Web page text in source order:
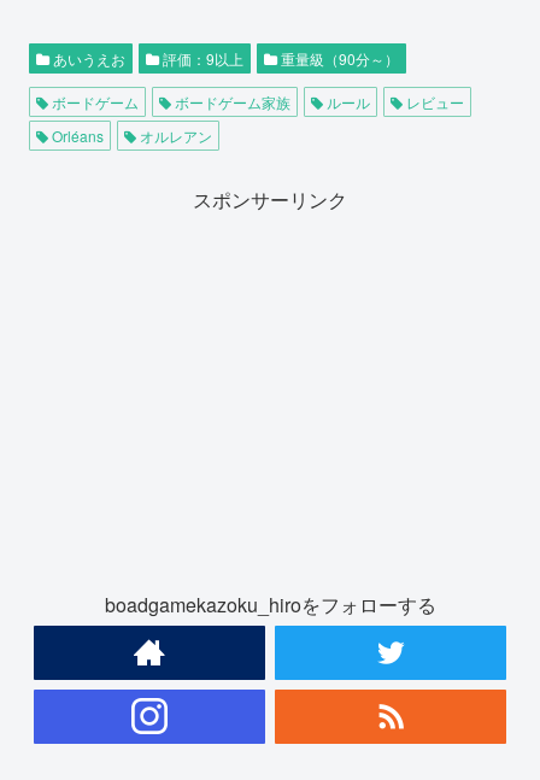
あいうえお 評価：9以上 重量級（90分～）
ボードゲーム ボードゲーム家族 ルール
レビュー
Orléans
オルレアン
スポンサーリンク
boadgamekazoku_hiroをフォローする